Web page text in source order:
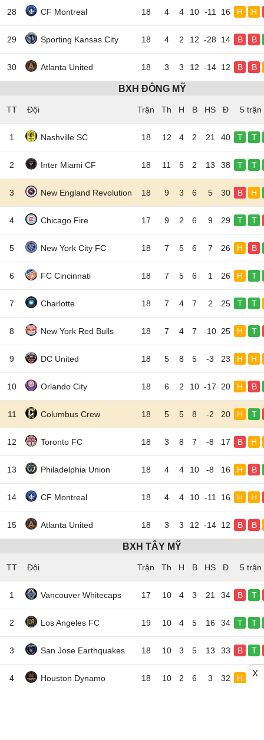
28 CF Montreal 18 4 4 10 -11 16 H H
29 Sporting Kansas City 18 4 2 12 -28 14 B B
30 Atlanta United 18 3 3 12 -14 12 B B
BXH ĐÔNG MỸ
TT Đội 5 trận
1 Nashville SC 18 12 4 2 21 40 T T
2 Inter Miami CF 18 11 5 2 13 38 T T
3 New England Revolution 18 9 3 6 5 30 B H
4 Chicago Fire 17 9 2 6 9 29 T T
5 New York City FC 18 7 5 6 7 26 H B
6 FC Cincinnati 18 7 5 6 1 26 H T
7 Charlotte 18 7 4 7 2 25 T T
8 New York Red Bulls 18 7 4 7 -10 25 H T
9 DC United 18 5 8 5 -3 23 H H
10 Orlando City 18 6 2 10 -17 20 H B
11 Columbus Crew 18 5 5 8 -2 20 H T
12 Toronto FC 18 3 8 7 -8 17 B H
13 Philadelphia Union 18 4 4 10 -8 16 H B
14 CF Montreal 18 4 4 10 -11 16 H H
15 Atlanta United 18 3 3 12 -14 12 B B
BXH TÂY MỸ
TT Đội 5 trận
1 Vancouver Whitecaps 17 10 4 3 21 34 B T
2 Los Angeles FC 19 10 4 5 16 34 T T
3 San Jose Earthquakes 18 10 3 5 13 33 B T
4 Houston Dynamo 18 10 2 6 3 32 H H
X